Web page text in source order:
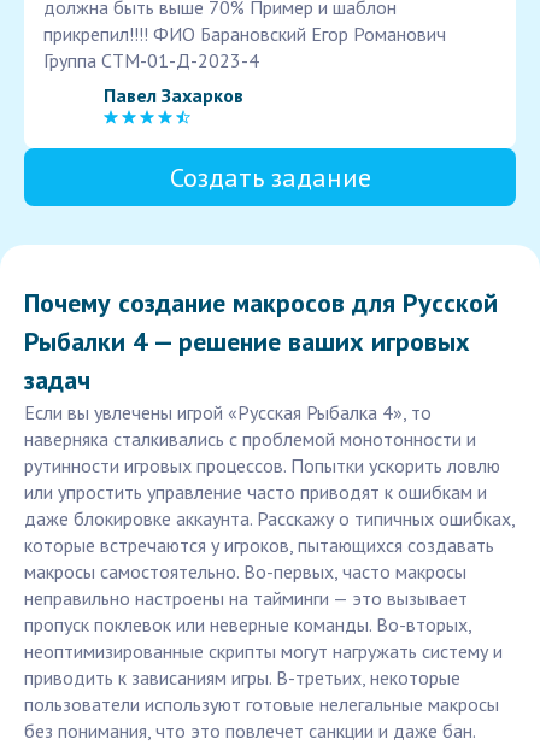
должна быть выше 70% Пример и шаблон
прикрепил!!!! ФИО Барановский Егор Романович
Группа СТМ-01-Д-2023-4
Павел Захарков
Создать задание
Почему создание макросов для Русской
Рыбалки 4 — решение ваших игровых
задач
Если вы увлечены игрой «Русская Рыбалка 4», то
наверняка сталкивались с проблемой монотонности и
рутинности игровых процессов. Попытки ускорить ловлю
или упростить управление часто приводят к ошибкам и
даже блокировке аккаунта. Расскажу о типичных ошибках,
которые встречаются у игроков, пытающихся создавать
макросы самостоятельно. Во-первых, часто макросы
неправильно настроены на тайминги — это вызывает
пропуск поклевок или неверные команды. Во-вторых,
неоптимизированные скрипты могут нагружать систему и
приводить к зависаниям игры. В-третьих, некоторые
пользователи используют готовые нелегальные макросы
без понимания, что это повлечет санкции и даже бан.